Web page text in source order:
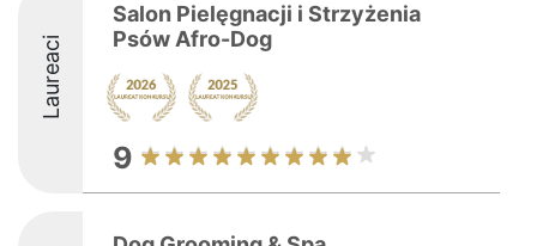
Laureaci
Salon Pielęgnacji i Strzyżenia
Psów Afro-Dog
9